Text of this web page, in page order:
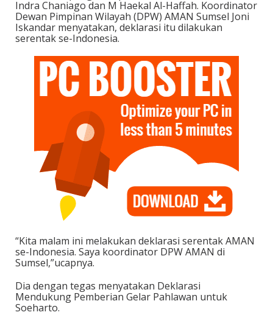
Indra Chaniago dan M Haekal Al-Haffah. Koordinator
Dewan Pimpinan Wilayah (DPW) AMAN Sumsel Joni
Iskandar menyatakan, deklarasi itu dilakukan
serentak se-Indonesia.
“Kita malam ini melakukan deklarasi serentak AMAN
se-Indonesia. Saya koordinator DPW AMAN di
Sumsel,”ucapnya.
Dia dengan tegas menyatakan Deklarasi
Mendukung Pemberian Gelar Pahlawan untuk
Soeharto.